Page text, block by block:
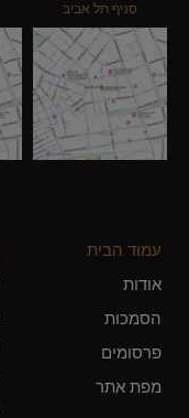
סניף תל אביב
עמוד הבית
אודות
הסמכות
פרסומים
מפת אתר